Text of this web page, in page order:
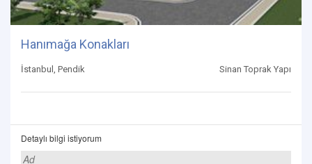
Hanımağa Konakları
İstanbul, Pendik Sinan Toprak Yapı
Detaylı bilgi istiyorum